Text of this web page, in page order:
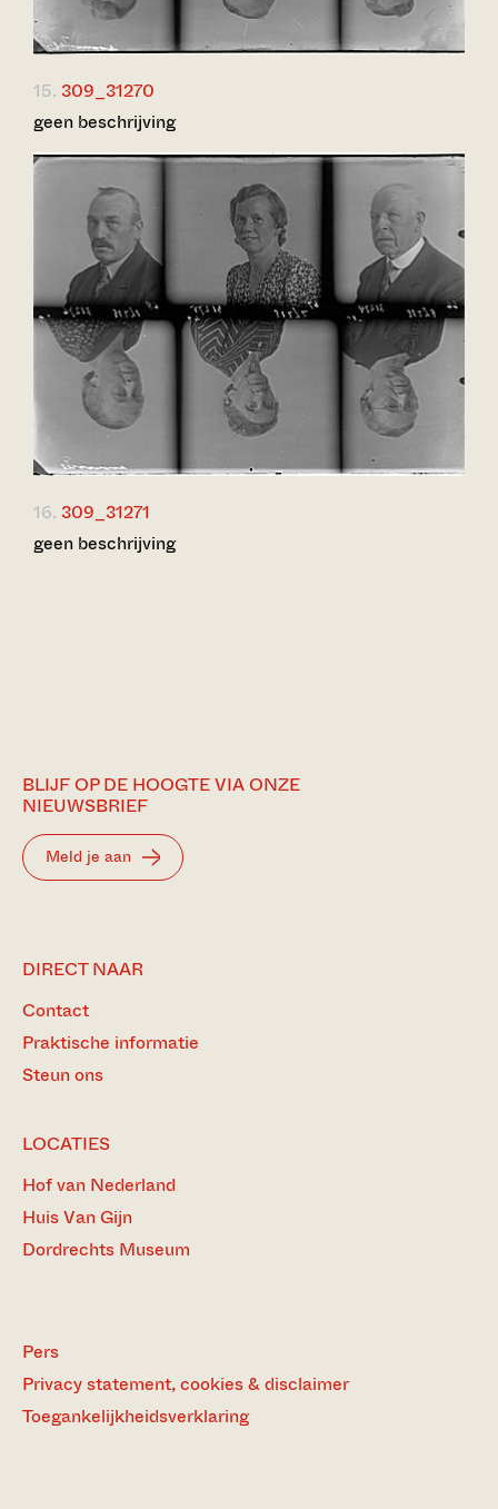
15. 309_31270
geen beschrijving
16. 309_31271
geen beschrijving
BLIJF OP DE HOOGTE VIA ONZE
NIEUWSBRIEF
Meld je aan
DIRECT NAAR
Contact
Praktische informatie
Steun ons
LOCATIES
Hof van Nederland
Huis Van Gijn
Dordrechts Museum
Pers
Privacy statement, cookies & disclaimer
Toegankelijkheidsverklaring